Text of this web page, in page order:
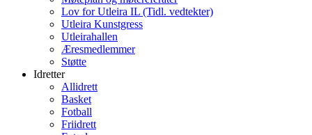
Lov for Utleira IL (Tidl. vedtekter)
Utleira Kunstgress
Utleirahallen
Æresmedlemmer
Støtte
Idretter
Allidrett
Basket
Fotball
Friidrett